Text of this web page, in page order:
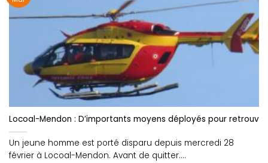
Locoal-Mendon : D’importants moyens déployés pour
Un jeune homme est porté disparu depuis mercredi 28
février à Locoal-Mendon. Avant de quitter....